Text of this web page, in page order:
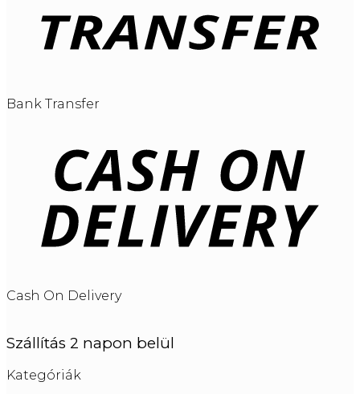
Bank Transfer
Cash On Delivery
Szállítás 2 napon belül
Kategóriák